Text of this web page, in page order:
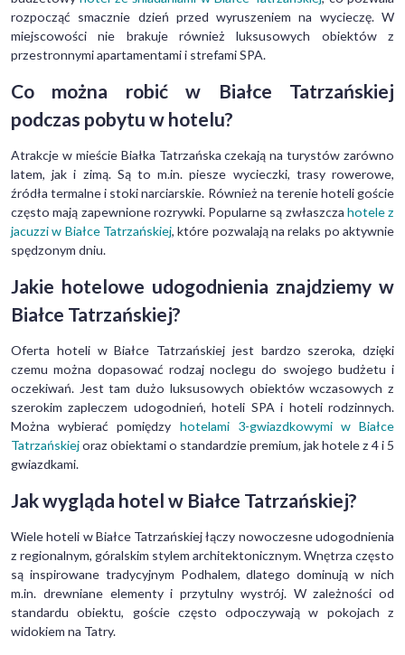
rozpocząć smacznie dzień przed wyruszeniem na wycieczę. W
miejscowości nie brakuje również luksusowych obiektów z
przestronnymi apartamentami i strefami SPA.
Co można robić w Białce Tatrzańskiej
podczas pobytu w hotelu?
Atrakcje w mieście Białka Tatrzańska czekają na turystów zarówno
latem, jak i zimą. Są to m.in. piesze wycieczki, trasy rowerowe,
źródła termalne i stoki narciarskie. Również na terenie hoteli goście
często mają zapewnione rozrywki. Popularne są zwłaszcza hotele z
jacuzzi w Białce Tatrzańskiej, które pozwalają na relaks po aktywnie
spędzonym dniu.
Jakie hotelowe udogodnienia znajdziemy w
Białce Tatrzańskiej?
Oferta hoteli w Białce Tatrzańskiej jest bardzo szeroka, dzięki
czemu można dopasować rodzaj noclegu do swojego budżetu i
oczekiwań. Jest tam dużo luksusowych obiektów wczasowych z
szerokim zapleczem udogodnień, hoteli SPA i hoteli rodzinnych.
Można wybierać pomiędzy hotelami 3-gwiazdkowymi w Białce
Tatrzańskiejoraz obiektami o standardzie premium, jak hotele z 4 i 5
gwiazdkami.
Jak wygląda hotel w Białce Tatrzańskiej?
Wiele hoteli w Białce Tatrzańskiej łączy nowoczesne udogodnienia
z regionalnym, góralskim stylem architektonicznym. Wnętrza często
są inspirowane tradycyjnym Podhalem, dlatego dominują w nich
m.in. drewniane elementy i przytulny wystrój. W zależności od
standardu obiektu, goście często odpoczywają w pokojach z
widokiem na Tatry.